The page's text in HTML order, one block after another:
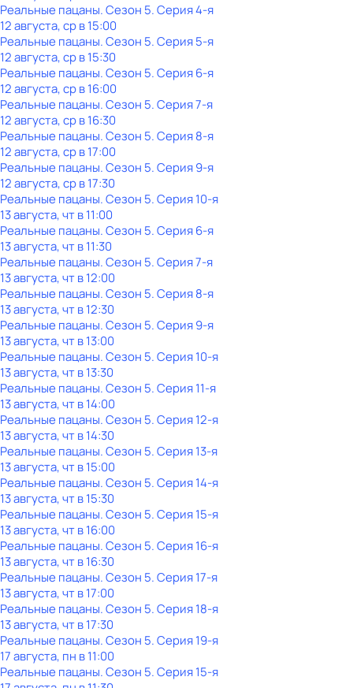
Реальные пацаны. Сезон 5. Серия 4-я
12 августа, ср в 15:00
Реальные пацаны. Сезон 5. Серия 5-я
12 августа, ср в 15:30
Реальные пацаны. Сезон 5. Серия 6-я
12 августа, ср в 16:00
Реальные пацаны. Сезон 5. Серия 7-я
12 августа, ср в 16:30
Реальные пацаны. Сезон 5. Серия 8-я
12 августа, ср в 17:00
Реальные пацаны. Сезон 5. Серия 9-я
12 августа, ср в 17:30
Реальные пацаны. Сезон 5. Серия 10-я
13 августа, чт в 11:00
Реальные пацаны. Сезон 5. Серия 6-я
13 августа, чт в 11:30
Реальные пацаны. Сезон 5. Серия 7-я
13 августа, чт в 12:00
Реальные пацаны. Сезон 5. Серия 8-я
13 августа, чт в 12:30
Реальные пацаны. Сезон 5. Серия 9-я
13 августа, чт в 13:00
Реальные пацаны. Сезон 5. Серия 10-я
13 августа, чт в 13:30
Реальные пацаны. Сезон 5. Серия 11-я
13 августа, чт в 14:00
Реальные пацаны. Сезон 5. Серия 12-я
13 августа, чт в 14:30
Реальные пацаны. Сезон 5. Серия 13-я
13 августа, чт в 15:00
Реальные пацаны. Сезон 5. Серия 14-я
13 августа, чт в 15:30
Реальные пацаны. Сезон 5. Серия 15-я
13 августа, чт в 16:00
Реальные пацаны. Сезон 5. Серия 16-я
13 августа, чт в 16:30
Реальные пацаны. Сезон 5. Серия 17-я
13 августа, чт в 17:00
Реальные пацаны. Сезон 5. Серия 18-я
13 августа, чт в 17:30
Реальные пацаны. Сезон 5. Серия 19-я
17 августа, пн в 11:00
Реальные пацаны. Сезон 5. Серия 15-я